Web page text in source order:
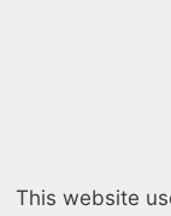
This website